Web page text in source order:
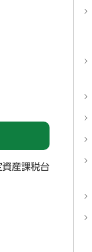
資産課税台